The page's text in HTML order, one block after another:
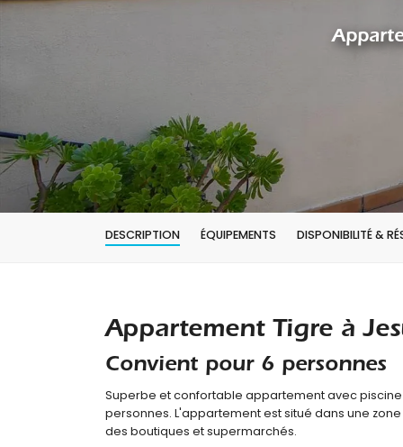
DESCRIPTION ÉQUIPEMENTS DISPONIBILITÉ &
Appartement Tigre à
Convient pour 6 personnes
Superbe et confortable appartement avec
personnes. L'appartement est situé dans une
des boutiques et supermarchés.